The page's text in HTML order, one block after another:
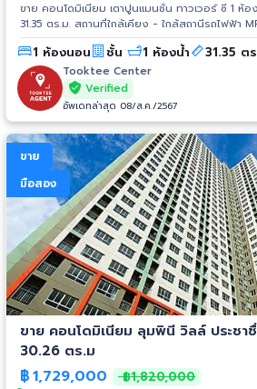
ขาย คอนโดมิเนียม เตาปูนแมนชั่น ทาวเวอร์ ซี 1 ห้
31.35 ตร.ม. สถานที่ใกล้เคียง - ใกล้สถานีรถไฟฟ้า MRT สถานีบางซื่อ - ใกล้
สถานีรถไฟฟ้า MRT สถานีเตาปูน - บริษัท ปูนซิเมน
ประชาชื่น - ศาลเยาวชนและครอบครัวกลาง - สถา
ศูนย์การค้าเกทเวย์ แอท บางซื่อ - ตลาด อ.ต.ก. - ต
1 ห้องนอน ชั้น 1 ห้องน้ำ 31.35 ต
Tooktee Center
Verified
อัพเดทล่าสุด 08/ส.ค./2567
ขาย
มือสอง
ขาย คอนโดมิเนียม ลุมพินี วิลล์ ประชาชื่น-
30.26 ตร.ม
฿1,729,000 ฿1,820,000